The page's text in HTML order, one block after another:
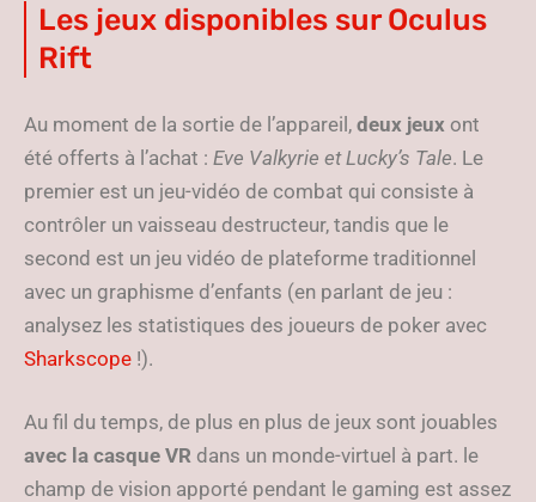
Les jeux disponibles sur Oculus
Rift
Au moment de la sortie de l’appareil, deux jeux ont
été offerts à l’achat : Eve Valkyrie et Lucky’s Tale. Le
premier est un jeu-vidéo de combat qui consiste à
contrôler un vaisseau destructeur, tandis que le
second est un jeu vidéo de plateforme traditionnel
avec un graphisme d’enfants (en parlant de jeu :
analysez les statistiques des joueurs de poker avec
Sharkscope !).
Au fil du temps, de plus en plus de jeux sont jouables
avec la casque VR dans un monde-virtuel à part. le
champ de vision apporté pendant le gaming est assez